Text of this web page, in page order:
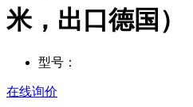
米，出口德国）
型号：
在线询价